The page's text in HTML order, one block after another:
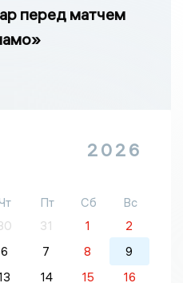
перед матчем
2026
Пт Сб
Вс
31 1
2
6 7 8
9
14 15 16